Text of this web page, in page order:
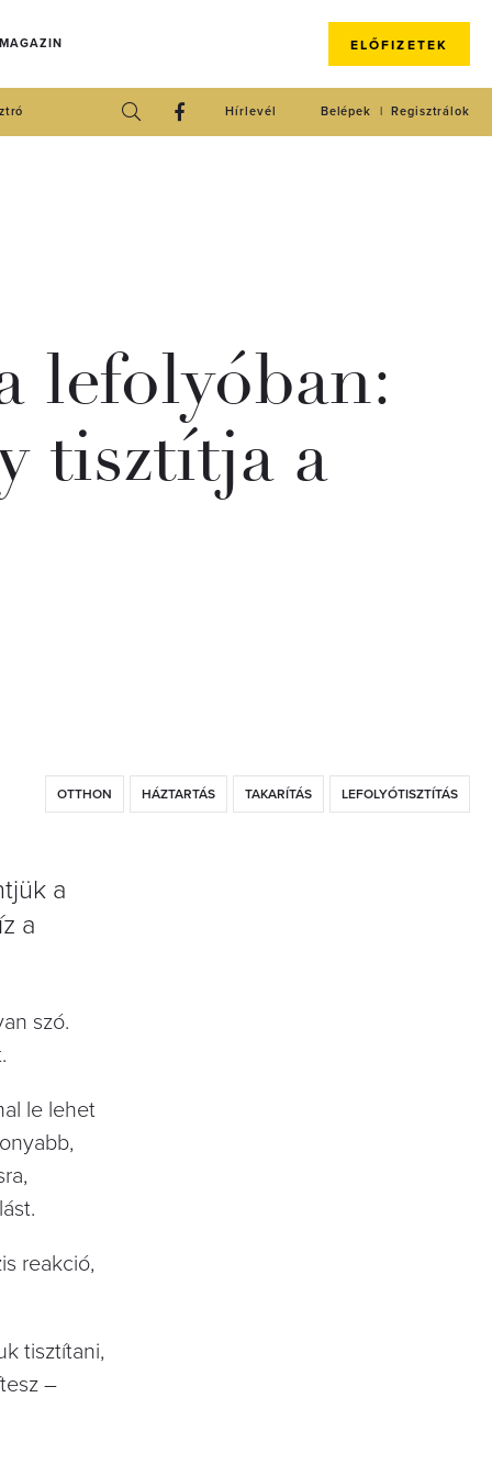
ELŐFIZETEK
Regisztrálok
Belépek
Hírlevél
lefolyóban:
tisztítja a
OTTHON HÁZTARTÁS TAKARÍTÁS LEFOLYÓTISZTÍTÁS
a
a
szó.
le lehet
reakció,
tisztítani,
–